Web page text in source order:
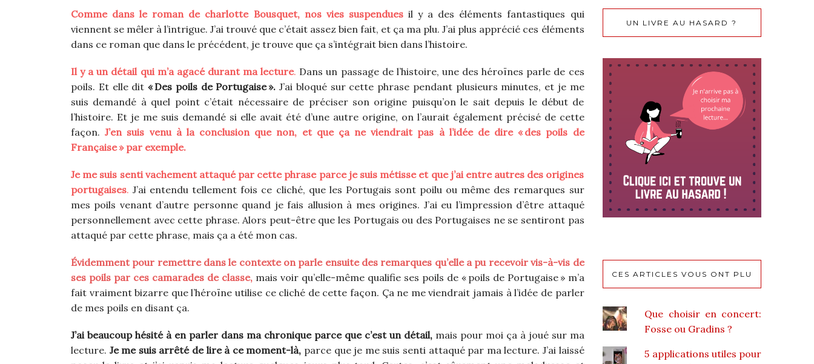
Comme dans le roman de charlotte Bousquet, nos vies suspendues il y a des éléments fantastiques qui
viennent se mêler à l’intrigue. J’ai trouvé que c’était assez bien fait, et ça ma plu. J’ai plus apprécié ces éléments
dans ce roman que dans le précédent, je trouve que ça s’intégrait bien dans l’histoire.
Il y a un détail qui m’a agacé durant ma lecture. Dans un passage de l’histoire, une des héroïnes parle de ces
poils. Et elle dit « Des poils de Portugaise ». J’ai bloqué sur cette phrase pendant plusieurs minutes, et je me
suis demandé à quel point c’était nécessaire de préciser son origine puisqu’on le sait depuis le début de
l’histoire. Et je me suis demandé si elle avait été d’une autre origine, on l’aurait également précisé de cette
façon. J’en suis venu à la conclusion que non, et que ça ne viendrait pas à l’idée de dire « des poils de
Française » par exemple.
Je me suis senti vachement attaqué par cette phrase parce je suis métisse et que j’ai entre autres des origines
portugaises. J’ai entendu tellement fois ce cliché, que les Portugais sont poilu ou même des remarques sur
mes poils venant d’autre personne quand je fais allusion à mes origines. J’ai eu l’impression d’être attaqué
personnellement avec cette phrase. Alors peut-être que les Portugais ou des Portugaises ne se sentiront pas
attaqué par cette phrase, mais ça a été mon cas.
Évidemment pour remettre dans le contexte on parle ensuite des remarques qu’elle a pu recevoir vis-à-vis de
ses poils par ces camarades de classe, mais voir qu’elle-même qualifie ses poils de « poils de Portugaise » m’a
fait vraiment bizarre que l’héroïne utilise ce cliché de cette façon. Ça ne me viendrait jamais à l’idée de parler
de mes poils en disant ça.
J’ai beaucoup hésité à en parler dans ma chronique parce que c’est un détail,mais pour moi ça à joué sur ma
lecture. Je me suis arrêté de lire à ce moment-là, parce que je me suis senti attaqué par ma lecture. J’ai laissé
UN LIVRE AU HASARD ?
CES ARTICLES VOUS ONT PLU
Que choisir en concert:
Fosse ou Gradins ?
5 applications utiles pour